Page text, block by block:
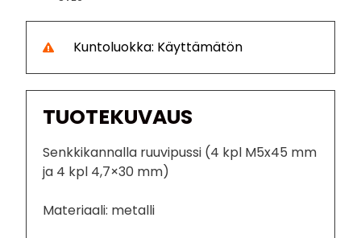
Kuntoluokka: Käyttämätön
TUOTEKUVAUS
Senkkikannalla ruuvipussi (4 kpl M5x45 mm
ja 4 kpl 4,7×30 mm)
Materiaali: metalli